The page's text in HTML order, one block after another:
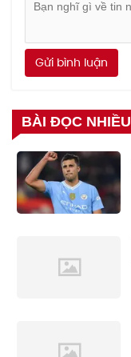
Gửi bình luận
BÀI ĐỌC NHIỀU